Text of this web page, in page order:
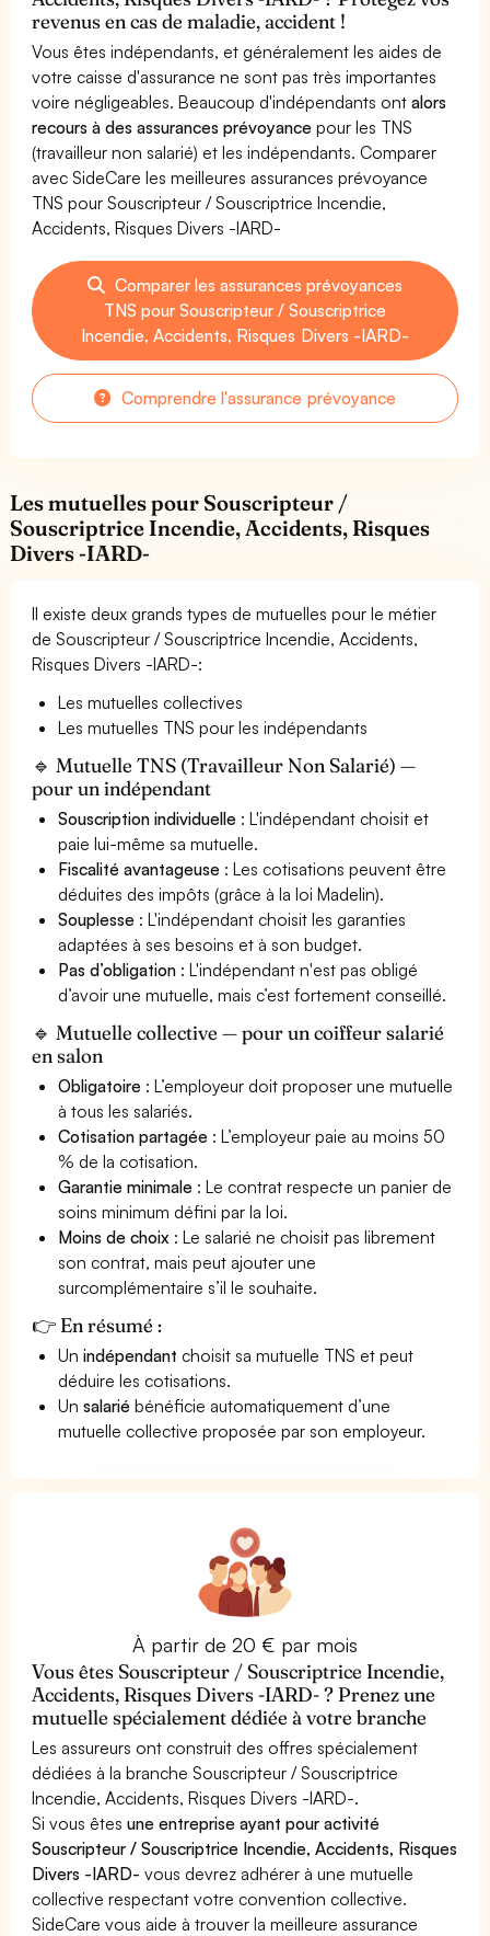
revenus en cas de maladie, accident !
Vous êtes indépendants, et généralement les aides de
votre caisse d'assurance ne sont pas très importantes
voire négligeables. Beaucoup d'indépendants ontalors
recours à des assurances prévoyance pour les TNS
(travailleur non salarié) et les indépendants. Comparer
avec SideCare les meilleures assurances prévoyance
TNS pour Souscripteur / Souscriptrice Incendie,
Accidents, Risques Divers -IARD-
Comparer les assurances prévoyances
TNS pour Souscripteur / Souscriptrice
Incendie, Accidents, Risques Divers -IARD-
Comprendre l'assurance prévoyance
Les mutuelles pour Souscripteur /
Souscriptrice Incendie, Accidents, Risques
Divers -IARD-
Il existe deux grands types de mutuelles pour le métier
de Souscripteur / Souscriptrice Incendie, Accidents,
Risques Divers -IARD-:
Les mutuelles collectives
Les mutuelles TNS pour les indépendants
🔹 Mutuelle TNS (Travailleur Non Salarié) —
pour un indépendant
Souscription individuelle : L'indépendant choisit et
paie lui-même sa mutuelle.
Fiscalité avantageuse : Les cotisations peuvent être
déduites des impôts (grâce à la loi Madelin).
Souplesse : L'indépendant choisit les garanties
adaptées à ses besoins et à son budget.
Pas d’obligation : L'indépendant n'est pas obligé
d’avoir une mutuelle, mais c’est fortement conseillé.
🔹 Mutuelle collective — pour un coiffeur salarié
en salon
Obligatoire : L’employeur doit proposer une mutuelle
à tous les salariés.
Cotisation partagée : L’employeur paie au moins 50
% de la cotisation.
Garantie minimale : Le contrat respecte un panier de
soins minimum défini par la loi.
Moins de choix : Le salarié ne choisit pas librement
son contrat, mais peut ajouter une
surcomplémentaire s’il le souhaite.
👉 En résumé :
Unindépendant choisit sa mutuelle TNS et peut
déduire les cotisations.
Unsalarié bénéficie automatiquement d’une
mutuelle collective proposée par son employeur.
À partir de 20 € par mois
Vous êtes Souscripteur / Souscriptrice Incendie,
Accidents, Risques Divers -IARD- ? Prenez une
mutuelle spécialement dédiée à votre branche
Les assureurs ont construit des offres spécialement
dédiées à la branche Souscripteur / Souscriptrice
Incendie, Accidents, Risques Divers -IARD-.
Si vous êtesune entreprise ayant pour activité
Souscripteur / Souscriptrice Incendie, Accidents, Risques
Divers -IARD- vous devrez adhérer à une mutuelle
collective respectant votre convention collective.
SideCare vous aide à trouver la meilleure assurance